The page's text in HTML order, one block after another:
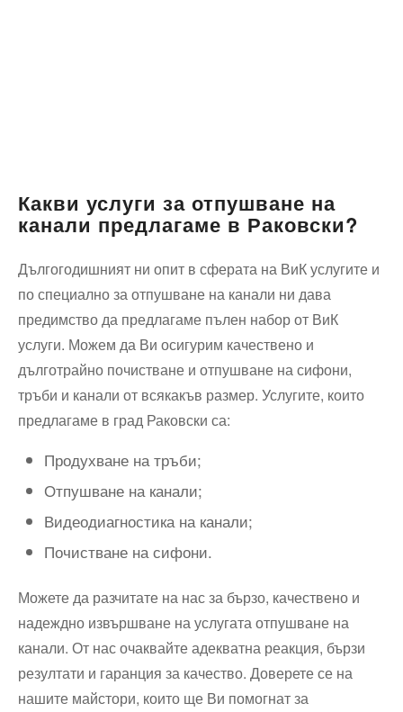
Какви услуги за отпушване на
канали предлагаме в Раковски?
Дългогодишният ни опит в сферата на ВиК услугите и
по специално за отпушване на канали ни дава
предимство да предлагаме пълен набор от ВиК
услуги. Можем да Ви осигурим качествено и
дълготрайно почистване и отпушване на сифони,
тръби и канали от всякакъв размер. Услугите, които
предлагаме в град Раковски са:
Продухване на тръби;
Отпушване на канали;
Видеодиагностика на канали;
Почистване на сифони.
Можете да разчитате на нас за бързо, качествено и
надеждно извършване на услугата отпушване на
канали. От нас очаквайте адекватна реакция, бързи
резултати и гаранция за качество. Доверете се на
нашите майстори, които ще Ви помогнат за